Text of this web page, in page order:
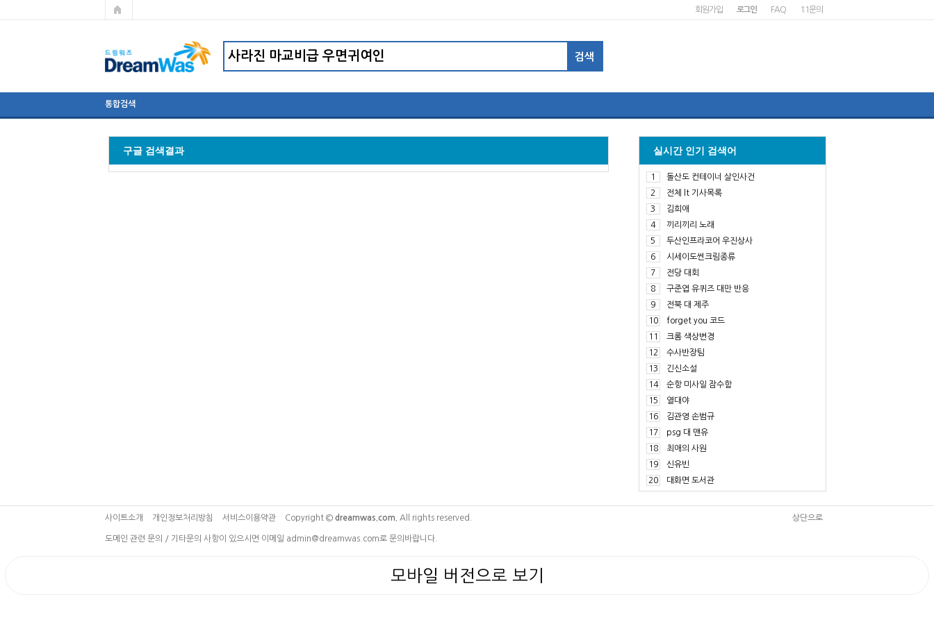
회원가입 로그인 FAQ 1:1문의
통합검색
실시간 인기 검색어
1
돌산도 컨테이너 살인사건
2
전체 lt 기사목록
3
김희애
4
끼리끼리 노래
5
두산인프라코어 우진상사
6
시세이도썬크림종류
7
전당 대회
8
구준엽 유퀴즈 대만 반응
9
전북 대 제주
10
forget you 코드
11
크롬 색상변경
12
수사반장팀
13
긴신소설
14
순항 미사일 잠수함
15
열대야
16
김관영 손범규
17
psg 대 맨유
18
최애의 사원
19
신유빈
20
대화면 도서관
구글 검색결과
사이트소개 개인정보처리방침 서비스이용약관 Copyright © dreamwas.com. All rights reserved. 상단으로
도메인 관련 문의 / 기타문의 사항이 있으시면 이메일 admin@dreamwas.com로 문의바랍니다.
모바일 버전으로 보기